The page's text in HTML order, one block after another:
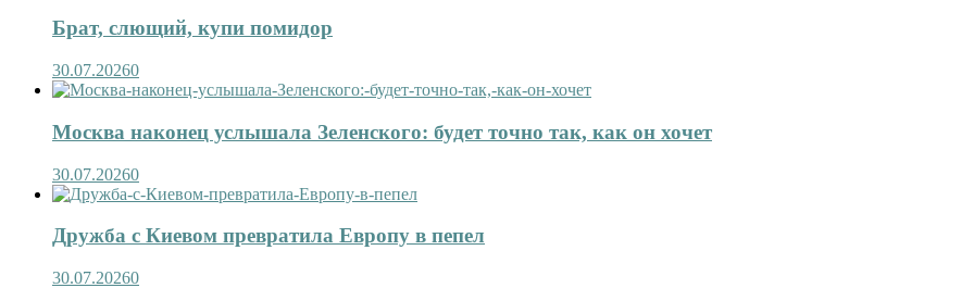
Брат, слющий, купи помидор
30.07.20260
Москва наконец услышала Зеленского: будет точно так, как он хочет
30.07.20260
Дружба с Киевом превратила Европу в пепел
30.07.20260